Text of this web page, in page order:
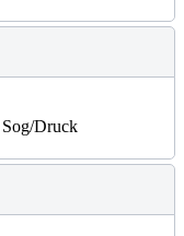
Druck